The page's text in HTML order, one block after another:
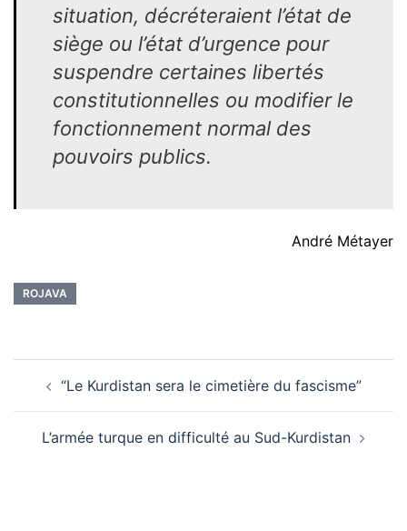
situation, décréteraient l’état de
siège ou l’état d’urgence pour
suspendre certaines libertés
constitutionnelles ou modifier le
fonctionnement normal des
pou­voirs publics.
André Métayer
ROJAVA
d’article“Le Kurdistan sera le cimetière du fascisme”
L’armée turque en difficulté au Sud-Kurdistan